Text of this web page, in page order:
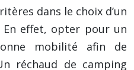
dans le choix d’un
En effet, opter pour un
mobilité afin de
réchaud de camping